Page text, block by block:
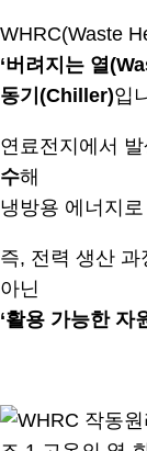
WHRC(Waste
‘버려지는 열
동기(Chiller)입
연료전지에서
수해
냉방용 에너지
즉, 전력 생산 과
아닌
‘활용 가능한 자